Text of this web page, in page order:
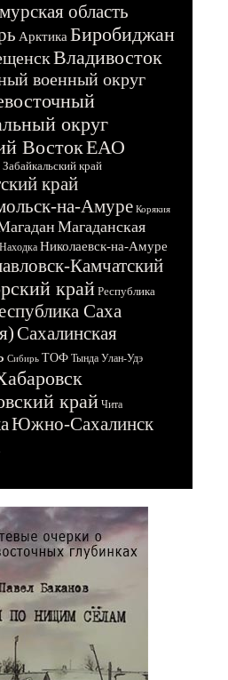
область
Арктика Биробиджан
Владивосток
военный округ
округ
ВостокЕАО
Забайкальский край
край
на-Амуре Корякия
Магаданская
Находка Николаевск-на-Амуре
Камчатский
крайРеспублика
Саха
Сахалинская
Сибирь ТОФ Тында Улан-Удэ
край Чита
Южно-Сахалинск